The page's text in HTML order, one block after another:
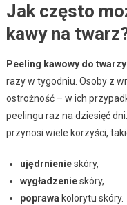
Jak często
kawy na
Peeling kawowy do twarzy
razy w tygodniu. Osoby z
ostrożność – w ich
peelingu raz na dziesięć
przynosi wiele korzyści,
ujędrnienieskóry,
wygładzenieskóry,
poprawakolorytu skóry.